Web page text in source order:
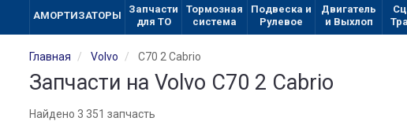
АМОРТИЗАТОРЫ
Запчасти
для ТО
Тормозная
система
Подвеска и
Рулевое
Двигатель
и Выхлоп
Главная Volvo C70 2 Cabrio
Запчасти на Volvo C70 2 Cabrio
Найдено 3 351 запчасть